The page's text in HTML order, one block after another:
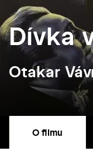
Dívka
Otakar
O filmu